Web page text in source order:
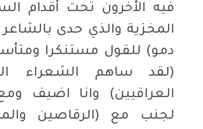
فيه الأخرون تحت أقدام
المخزية والذي حدى بالشاعر
دمو) للقول مستنكرا
(لقد ساهم الشعراء
العراقيين) وانا اضيف
لجنب مع (الرقاصين